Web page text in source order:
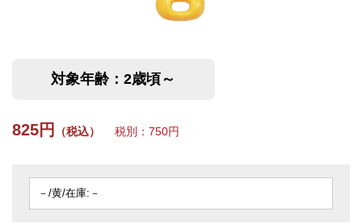
対象年齢：2歳頃～
825円 （税込） 税別：750円